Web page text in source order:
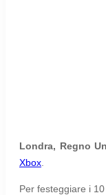
Londra, Regno
Xbox
Per festeggiare i